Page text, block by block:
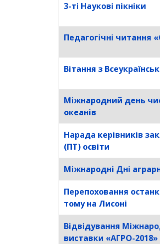
3-ті Наукові пікніки
Педагогічні читання
Вітання з
Міжнародний день
океанів
Нарада керівників
(ПТ) освіти
Міжнародні Дні
Перепоховання
тому на Лисоні
Відвідування
виставки «АГРО-2018»